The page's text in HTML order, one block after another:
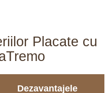
Placate cu
Dezavantajele